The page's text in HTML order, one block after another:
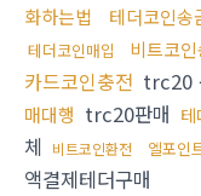
화하는법
테더코인송
테더코인매입 비트코
카드코인충전 trc20
매대행 trc20판매
체 비트코인환전 엘포인
액결제테더구매